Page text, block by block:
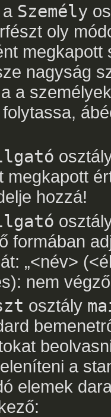
Személy
oly
nagyság
a
megkapott
hozzá!
formában
„<név>
nem
osztály
a
elemek